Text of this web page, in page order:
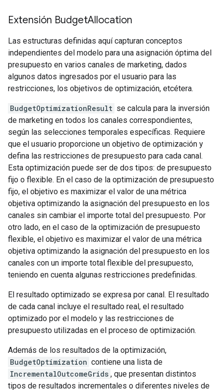
Extensión BudgetAllocation
Las estructuras definidas aquí capturan conceptos
independientes del modelo para una asignación óptima del
presupuesto en varios canales de marketing, dados
algunos datos ingresados por el usuario para las
restricciones, los objetivos de optimización, etcétera.
BudgetOptimizationResult se calcula para la inversión
de marketing en todos los canales correspondientes,
según las selecciones temporales específicas. Requiere
que el usuario proporcione un objetivo de optimización y
defina las restricciones de presupuesto para cada canal.
Esta optimización puede ser de dos tipos: de presupuesto
fijo o flexible. En el caso de la optimización de presupuesto
fijo, el objetivo es maximizar el valor de una métrica
objetiva optimizando la asignación del presupuesto en los
canales sin cambiar el importe total del presupuesto. Por
otro lado, en el caso de la optimización de presupuesto
flexible, el objetivo es maximizar el valor de una métrica
objetiva optimizando la asignación del presupuesto en los
canales con un importe total flexible del presupuesto,
teniendo en cuenta algunas restricciones predefinidas.
El resultado optimizado se expresa por canal. El resultado
de cada canal incluye el resultado real, el resultado
optimizado por el modelo y las restricciones de
presupuesto utilizadas en el proceso de optimización.
Además de los resultados de la optimización,
BudgetOptimization contiene una lista de
IncrementalOutcomeGrids , que presentan distintos
tipos de resultados incrementales o diferentes niveles de